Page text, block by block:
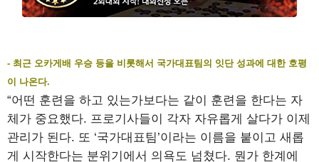
- 최근 오카게배 우승 등을 비롯해서 국가대표팀의 잇단 성과에 대한 호평
이 나온다.
“어떤 훈련을 하고 있는가보다는 같이 훈련을 한다는 자
체가 중요했다. 프로기사들이 각자 자유롭게 살다가 이제
관리가 된다. 또 ‘국가대표팀’이라는 이름을 붙이고 새롭
게 시작한다는 분위기에서 의욕도 넘쳤다. 뭔가 한계에